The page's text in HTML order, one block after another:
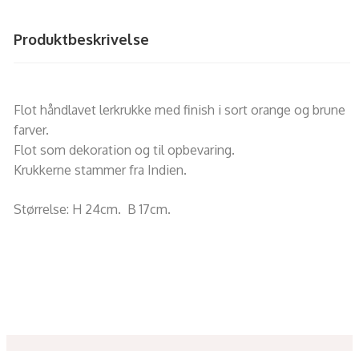
Produktbeskrivelse
Flot håndlavet lerkrukke med finish i sort orange og brune
farver.
Flot som dekoration og til opbevaring.
Krukkerne stammer fra Indien.
Størrelse: H 24cm. B 17cm.